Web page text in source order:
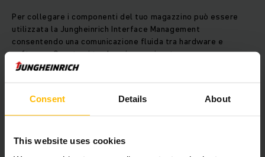
Consent Details About
This website uses cookies
Per collegare i componenti del tuo magazzino può essere
utilizzata la Jungheinrich Interface Management
consentendo una comunicazione fluida tra hardware e
software. Questo si traduce in massima trasparenza e
aumentata produttività ed efficienza in ogni fase di lavoro.
PIÙ INFORMAZIONI